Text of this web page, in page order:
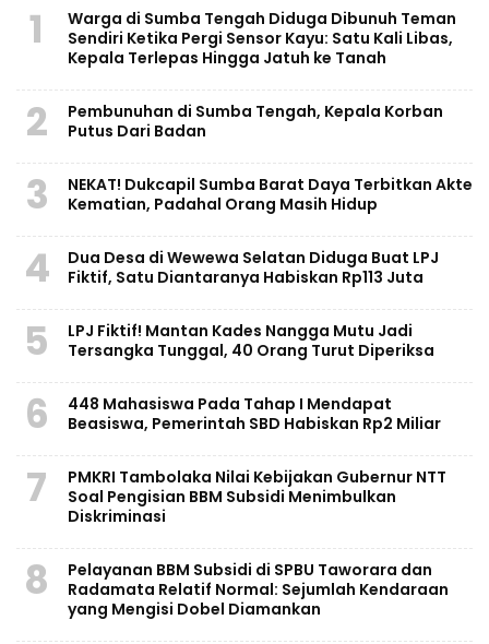
1
Warga di Sumba Tengah Diduga Dibunuh Teman
Sendiri Ketika Pergi Sensor Kayu: Satu Kali Libas,
Kepala Terlepas Hingga Jatuh ke Tanah
2
Pembunuhan di Sumba Tengah, Kepala Korban
Putus Dari Badan
3
NEKAT! Dukcapil Sumba Barat Daya Terbitkan Akte
Kematian, Padahal Orang Masih Hidup
4
Dua Desa di Wewewa Selatan Diduga Buat LPJ
Fiktif, Satu Diantaranya Habiskan Rp113 Juta
5
LPJ Fiktif! Mantan Kades Nangga Mutu Jadi
Tersangka Tunggal, 40 Orang Turut Diperiksa
6
448 Mahasiswa Pada Tahap I Mendapat
Beasiswa, Pemerintah SBD Habiskan Rp2 Miliar
7
PMKRI Tambolaka Nilai Kebijakan Gubernur NTT
Soal Pengisian BBM Subsidi Menimbulkan
Diskriminasi
8
Pelayanan BBM Subsidi di SPBU Taworara dan
Radamata Relatif Normal: Sejumlah Kendaraan
yang Mengisi Dobel Diamankan